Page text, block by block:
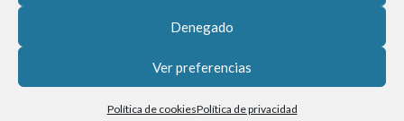
Denegado
Ver preferencias
Política de cookiesPolítica de privacidad